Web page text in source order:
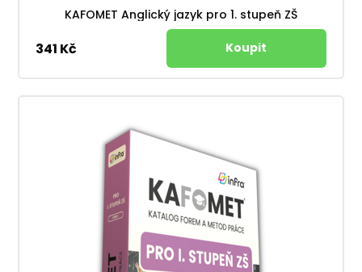
KAFOMET Anglický jazyk pro 1. stupeň ZŠ
341 Kč